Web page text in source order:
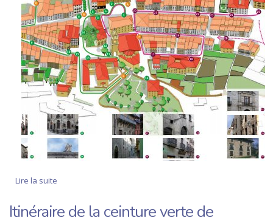
Lire la suite
Itinéraire de la ceinture verte de